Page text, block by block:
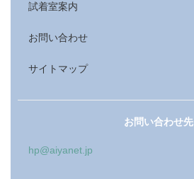
試着室案内
お問い合わせ
サイトマップ
お問い合わせ先
hp@aiyanet.jp